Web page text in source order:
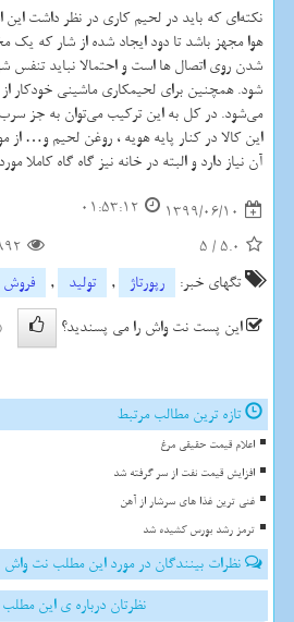
نکته‌ای که باید در لحیم‌ کاری در نظر داشت
هوا مجهز باشد تا دود ایجاد شده از شار که
شدن روی اتصال ها است و احتمالا نباید تنفس
شود. همچنین برای لحیمکاری ماشینی خودکار از
می‌شود. در کل به این ترکیب می‌توان به جز سرب
این کالا در کنار پایه هویه ، روغن لحیم و… از
آن نیاز دارد و البته در خانه نیز گاه گاه کاملا
1399/06/10
01:53:12
5.0
/
5
تگهای خبر:
رپورتاژ , تولید , فروش
این پست نت واش را می پسندید؟
(1)
تازه ترین مطالب مرتبط
اعلام قیمت حقیقی مرغ
افزایش قیمت نفت از سر گرفته شد
غنی ترین غذا های سرشار از آهن
ترمز رشد بورس کشیده شد
نظرات بینندگان در مورد این مطلب نت واش
نظرتان درباره ی این